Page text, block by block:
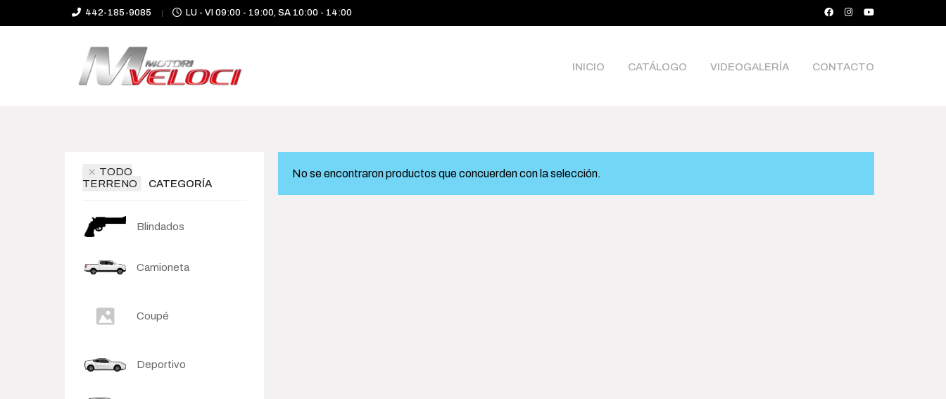
442-185-9085 LU - VI 09:00 - 19:00, SA 10:00 - 14:00
INICIO CATÁLOGO VIDEOGALERÍA CONTACTO
No se encontraron productos que concuerden con la selección.
TODO
TERRENO
CATEGORÍA
Blindados
Camioneta
Coupé
Deportivo